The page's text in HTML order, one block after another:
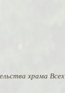
храма Всех